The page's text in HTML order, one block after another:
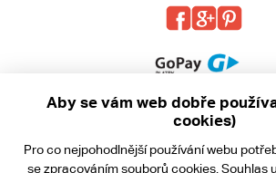
Obchodní podmínky
Aby se vám web dobře
cookies)
Pro co nejpohodlnější používání webu
se zpracováním souborů cookies. Souhlas